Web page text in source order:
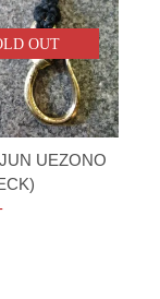
OUT
UEZONO